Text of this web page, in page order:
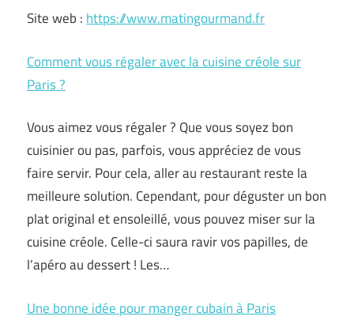
Site web : https://www.matingourmand.fr
Comment vous régaler avec la cuisine créole sur
Paris ?
Vous aimez vous régaler ? Que vous soyez bon
cuisinier ou pas, parfois, vous appréciez de vous
faire servir. Pour cela, aller au restaurant reste la
meilleure solution. Cependant, pour déguster un bon
plat original et ensoleillé, vous pouvez miser sur la
cuisine créole. Celle-ci saura ravir vos papilles, de
l’apéro au dessert ! Les…
Une bonne idée pour manger cubain à Paris